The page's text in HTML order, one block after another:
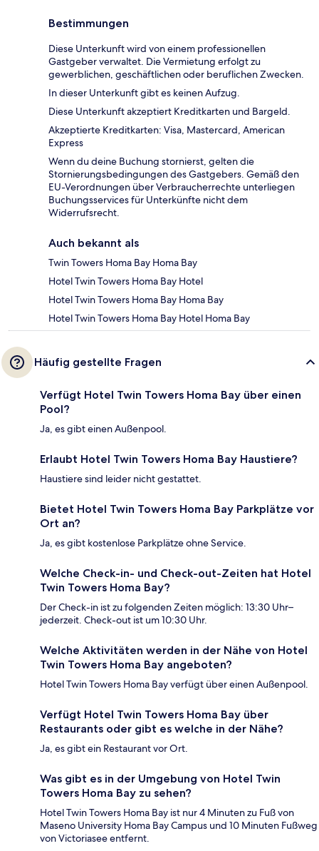
Bestimmungen
Diese Unterkunft wird von einem professionellen
Gastgeber verwaltet. Die Vermietung erfolgt zu
gewerblichen, geschäftlichen oder beruflichen Zwecken.
In dieser Unterkunft gibt es keinen Aufzug.
Diese Unterkunft akzeptiert Kreditkarten und Bargeld.
Akzeptierte Kreditkarten: Visa, Mastercard, American
Express
Wenn du deine Buchung stornierst, gelten die
Stornierungsbedingungen des Gastgebers. Gemäß den
EU-Verordnungen über Verbraucherrechte unterliegen
Buchungsservices für Unterkünfte nicht dem
Widerrufsrecht.
Auch bekannt als
Twin Towers Homa Bay Homa Bay
Hotel Twin Towers Homa Bay Hotel
Hotel Twin Towers Homa Bay Homa Bay
Hotel Twin Towers Homa Bay Hotel Homa Bay
Häufig gestellte Fragen
Verfügt Hotel Twin Towers Homa Bay über einen
Pool?
Ja, es gibt einen Außenpool.
Erlaubt Hotel Twin Towers Homa Bay Haustiere?
Haustiere sind leider nicht gestattet.
Bietet Hotel Twin Towers Homa Bay Parkplätze vor
Ort an?
Ja, es gibt kostenlose Parkplätze ohne Service.
Welche Check-in- und Check-out-Zeiten hat Hotel
Twin Towers Homa Bay?
Der Check-in ist zu folgenden Zeiten möglich: 13:30 Uhr–
jederzeit. Check-out ist um 10:30 Uhr.
Welche Aktivitäten werden in der Nähe von Hotel
Twin Towers Homa Bay angeboten?
Hotel Twin Towers Homa Bay verfügt über einen Außenpool.
Verfügt Hotel Twin Towers Homa Bay über
Restaurants oder gibt es welche in der Nähe?
Ja, es gibt ein Restaurant vor Ort.
Was gibt es in der Umgebung von Hotel Twin
Towers Homa Bay zu sehen?
Hotel Twin Towers Homa Bay ist nur 4 Minuten zu Fuß von
Maseno University Homa Bay Campus und 10 Minuten Fußweg
von Victoriasee entfernt.